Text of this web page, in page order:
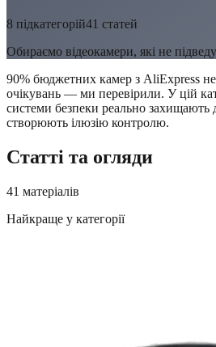
8 підкатегорій41 статей
Обираємо відеокамери, які не
90% бюджетних камер з AliExpress
очікувань — ми перевірили. У цій
системи безпеки реально захищають
створюють ілюзію контролю.
Статті та огляди
41 матеріалів
Найкраще у категорії